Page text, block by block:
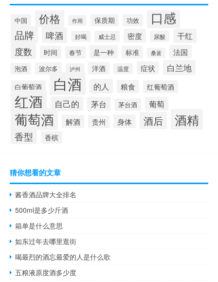
中国 价格 作用 保质期 功效 口感
品牌 啤酒 好喝 威士忌 密度 尿酸 干红
度数 时间 春节 是一种 标准 桑葚 法国
泡酒 波尔多 泸州 洋酒 温度 症状 白兰地
白葡萄酒 白酒 的人 粮食 红葡萄酒
红酒 自己的 茅台 茅台酒 葡萄
葡萄酒 解酒 贵州 身体 酒后 酒精
香型 香槟
猜你想看的文章
酱香酒品牌大全排名
500ml是多少斤酒
箱单是什么意思
如东过年去哪里逛街
喝最烈的酒忘最爱的人是什么歌
五粮液原度酒多少度